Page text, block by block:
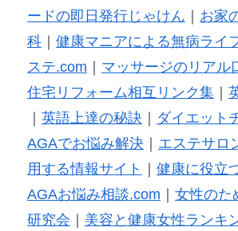
ードの即日発行じゃけん
お家
科｜ 健康マニアによる無病ライ
ステ.com
マッサージのリアル
住宅リフォーム相互リンク集｜
英語上達の秘訣 ダイエット
AGAでお悩み解決｜ エステサロ
用する情報サイト
健康に役立
AGAお悩み相談.com
女性のた
研究会
美容と健康女性ランキ